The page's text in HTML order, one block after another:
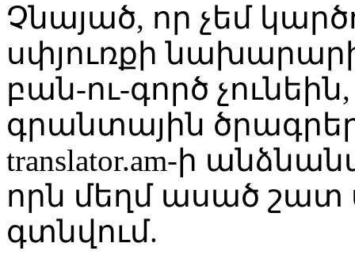
Չնայած, որ չեմ
սփյուռքի
բան-ու-գործ
գրանտային
translator.am-ի
որն մեղմ ասած շատ
գտնվում.